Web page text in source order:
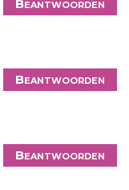
Beantwoorden
Beantwoorden
Beantwoorden